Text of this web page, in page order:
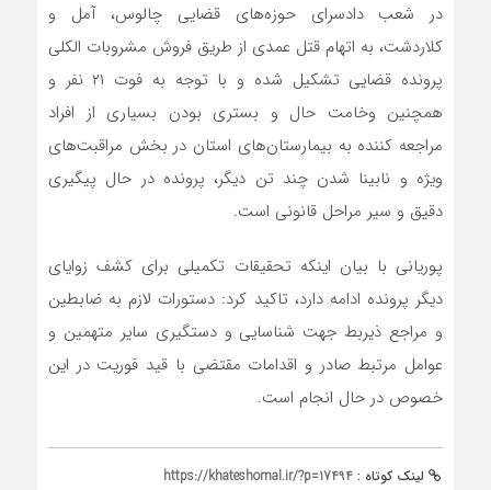
در شعب دادسرای حوزه‌های قضایی چالوس، آمل و
کلاردشت، به اتهام قتل عمدی از طریق فروش مشروبات الکلی
پرونده قضایی تشکیل شده و با توجه به فوت ۲۱ نفر و
همچنین وخامت حال و بستری بودن بسیاری از افراد
مراجعه کننده به بیمارستان‌های استان در بخش مراقبت‌های
ویژه و نابینا شدن چند تن دیگر، پرونده در حال پیگیری
دقیق و سیر مراحل قانونی است.
پوریانی با بیان اینکه تحقیقات تکمیلی برای کشف زوایای
دیگر پرونده ادامه دارد، تاکید کرد: دستورات لازم به ضابطین
و مراجع ذیربط جهت شناسایی و دستگیری سایر متهمین و
عوامل مرتبط صادر و اقدامات مقتضی با قید فوریت در این
خصوص در حال انجام است.
لینک کوتاه : https://khateshomal.ir/?p=17494